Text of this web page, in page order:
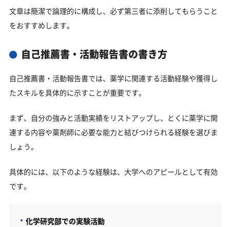
文章は簡潔で論理的に構成し、必ず第三者に添削してもらうこと
をおすすめします。
自己推薦書・活動報告書の書き方
自己推薦書・活動報告書では、薬学に関連する活動経験や獲得し
たスキルを具体的に示すことが重要です。
まず、自分の強みと活動実績をリストアップし、とくに薬学に関
連する内容や薬剤師に必要な能力と結びつけられる経験を選びま
しょう。
具体的には、以下のような経験は、大学へのアピールとして有効
です。
化学研究部での実験活動